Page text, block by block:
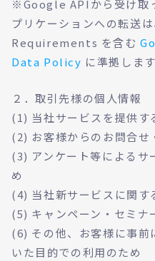
※Google APIから受け取
プリケーションへの転送
Requirements を含む
Data Policy に準拠します
２．取引先様の個人情報
(1) 当社サービスを提供す
(2) お客様からのお問合せ
(3) アンケート等によるサ
め
(4) 当社新サービスに関す
(5) キャンペーン・セミナ
(6) その他、お客様に事前
いた目的での利用のため